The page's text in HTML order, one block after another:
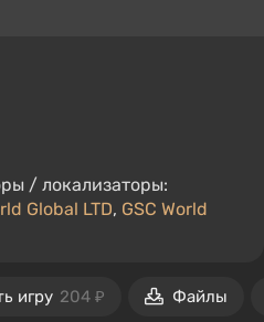
/ локализаторы:
Global LTD, GSC World
игру 204 ₽ Файлы